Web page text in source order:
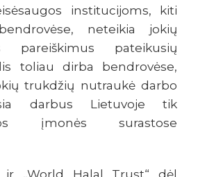
institucijoms, kiti
neteikia jokių
pareiškimus pateikusių
toliau dirba bendrovėse,
trukdžių nutraukė darbo
darbus Lietuvoje tik
įmonės surastose